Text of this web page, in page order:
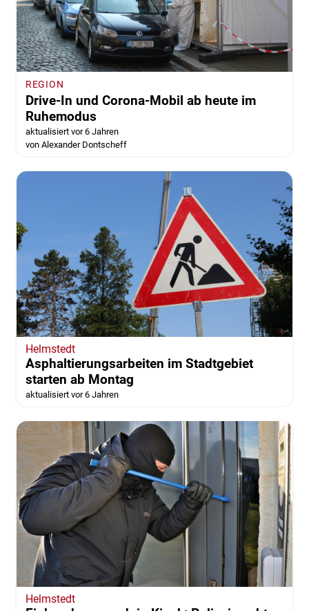
REGION
Drive-In und Corona-Mobil ab heute im
Ruhemodus
aktualisiert vor 6 Jahren
von Alexander Dontscheff
Helmstedt
Asphaltierungsarbeiten im Stadtgebiet
starten ab Montag
aktualisiert vor 6 Jahren
Helmstedt